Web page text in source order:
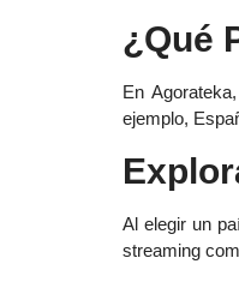
¿Qué
En
ejemplo,
Al elegir un
streaming